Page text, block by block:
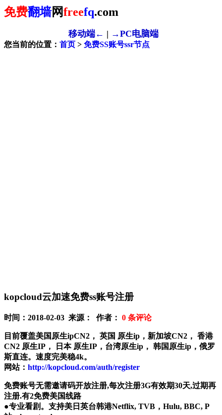
免费翻墙网freefq.com
移动端← | →PC电脑端
您当前的位置： 首页 > 免费SS账号ssr节点
kopcloud云加速免费ss账号注册
时间：2018-02-03 来源： 作者： 0 条评论
目前覆盖美国原生ipCN2， 英国 原生ip，新加坡CN2， 香港
CN2 原生IP， 日本 原生IP，台湾原生ip， 韩国原生ip，俄罗
斯直连。速度完美稳4k。
网站： http://kopcloud.com/auth/register
免费账号无需邀请码开放注册,每次注册3G有效期30天,过期再
注册.有2免费美国线路
●专业看剧。支持美日英台韩港Netflix, TVB，Hulu, BBC, P